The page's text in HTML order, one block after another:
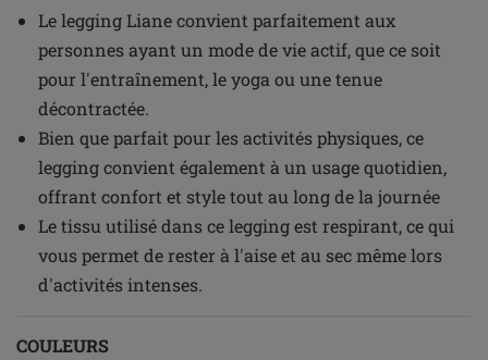
Le legging Liane convient parfaitement aux
personnes ayant un mode de vie actif, que ce soit
pour l'entraînement, le yoga ou une tenue
décontractée.
Bien que parfait pour les activités physiques, ce
legging convient également à un usage quotidien,
offrant confort et style tout au long de la journée
Le tissu utilisé dans ce legging est respirant, ce qui
vous permet de rester à l'aise et au sec même lors
d'activités intenses.
COULEURS